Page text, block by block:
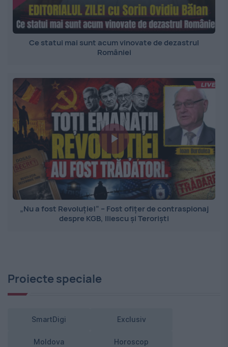
Ce statui mai sunt acum vinovate de dezastrul
României
„Nu a fost Revoluție!” – Fost ofițer de contraspionaj
despre KGB, Iliescu și Teroriști
Proiecte speciale
SmartDigi Exclusiv
Moldova Horoscop